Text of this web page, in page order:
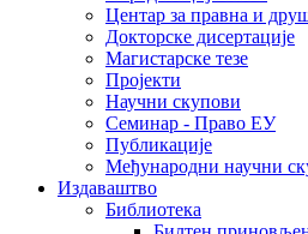
Центар за правна и
Докторске дисертације
Магистарске тезе
Пројекти
Научни скупови
Семинар - Право ЕУ
Публикације
Међународни научни
Издаваштво
Библиотека